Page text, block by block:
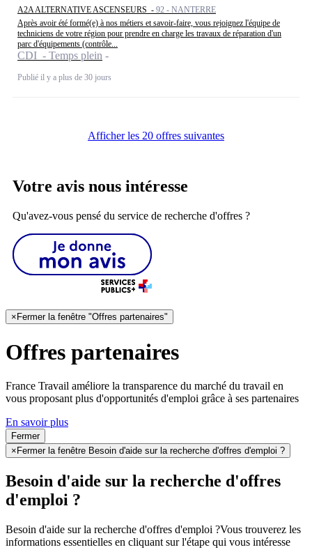
A2A ALTERNATIVE ASCENSEURS - 92 - NANTERRE
Après avoir été formé(e) à nos métiers et savoir-faire, vous rejoignez l'équipe de
techniciens de votre région pour prendre en charge les travaux de réparation d'un
parc d'équipements (contrôle...
CDI - Temps plein
Publié il y a plus de 30 jours
Afficher les 20 offres suivantes
Votre avis nous intéresse
Qu'avez-vous pensé du service de recherche d'offres ?
× Fermer la fenêtre "Offres partenaires"
Offres partenaires
France Travail améliore la transparence du marché du travail en
vous proposant plus d'opportunités d'emploi grâce à ses partenaires
En savoir plus
Fermer
× Fermer la fenêtre Besoin d'aide sur la recherche d'offres d'emploi ?
Besoin d'aide sur la recherche d'offres
d'emploi ?
Besoin d'aide sur la recherche d'offres d'emploi ?Vous trouverez les
informations essentielles en cliquant sur l'étape qui vous intéresse